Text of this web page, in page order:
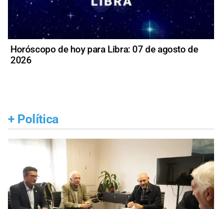
Horóscopo de hoy para Libra: 07 de agosto de
2026
+ Política